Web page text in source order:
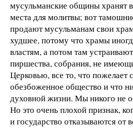
мусульманские общины хранят
места для молитвы; вот
продают мусульманам свои
худшее, потому что храмы
властям, а потом там
пиршества, собрания, не
Церковью, все то, что пожелает
обезбоженное общество и что
духовной жизни. Мы никого не
Но это очень плохой признак,
и государство отказываются от